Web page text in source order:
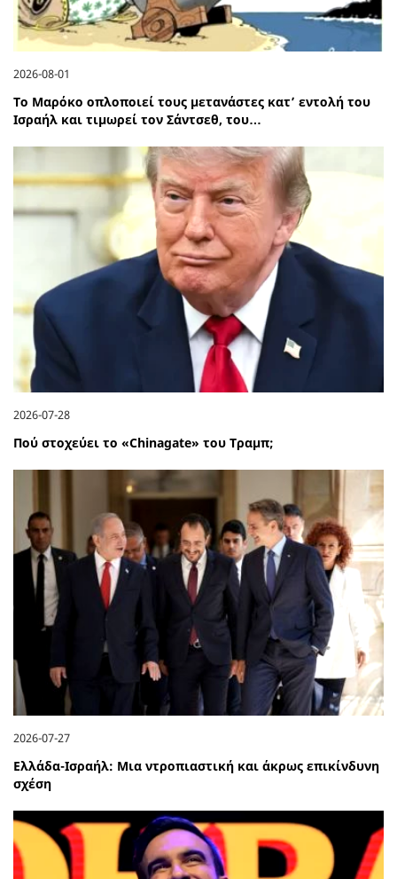
2026-08-01
Το Μαρόκο οπλοποιεί τους μετανάστες κατ’ εντολή του
Ισραήλ και τιμωρεί τον Σάντσεθ, του…
2026-07-28
Πού στοχεύει το «Chinagate» του Τραμπ;
2026-07-27
Ελλάδα-Ισραήλ: Μια ντροπιαστική και άκρως επικίνδυνη
σχέση